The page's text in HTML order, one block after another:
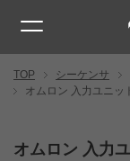
TOP シーケンサ
オムロン 入力ユニ
オムロン 入力